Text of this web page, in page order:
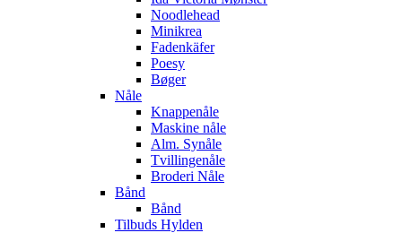
Noodlehead
Minikrea
Fadenkäfer
Poesy
Bøger
Nåle
Knappenåle
Maskine nåle
Alm. Synåle
Tvillingenåle
Broderi Nåle
Bånd
Bånd
Tilbuds Hylden